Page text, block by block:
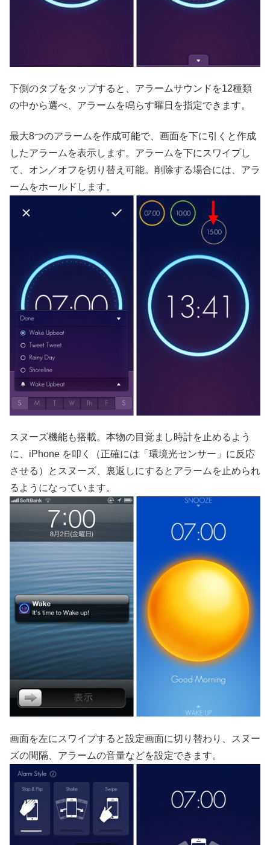
下側のタブをタップすると、アラームサウンドを12種類
の中から選べ、アラームを鳴らす曜日を指定できます。
最大8つのアラームを作成可能で、画面を下に引くと作成
したアラームを表示します。アラームを下にスワイプし
て、オン／オフを切り替え可能。削除する場合には、アラ
ームをホールドします。
スヌーズ機能も搭載。本物の目覚まし時計を止めるよう
に、iPhone を叩く（正確には「環境光センサー」に反応
させる）とスヌーズ、裏返しにするとアラームを止められ
るようになっています。
画面を左にスワイプすると設定画面に切り替わり、スヌー
ズの間隔、アラームの音量などを設定できます。